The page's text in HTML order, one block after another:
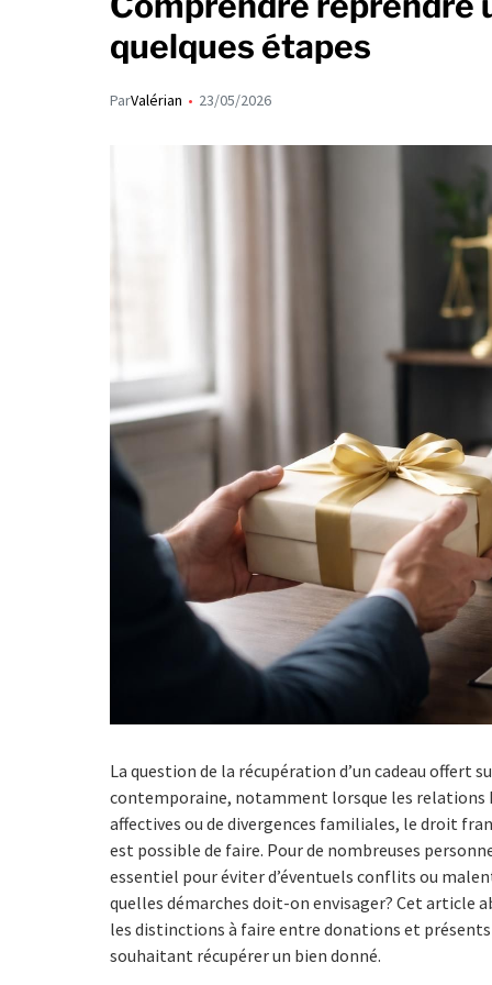
quelques étapes
ParValérian 23/05/2026
La question de la récupération d’un cadeau offert
contemporaine, notamment lorsque les relations
affectives ou de divergences familiales, le droit
est possible de faire. Pour de nombreuses
essentiel pour éviter d’éventuels conflits ou
quelles démarches doit-on envisager? Cet article
les distinctions à faire entre donations et
souhaitant récupérer un bien donné.